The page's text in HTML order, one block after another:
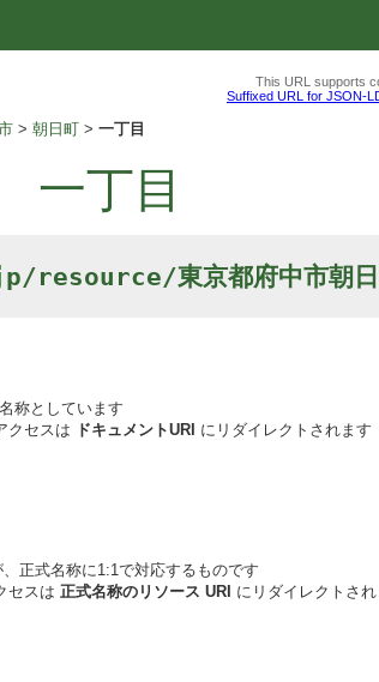
This URL supports
Suffixed URL for JSON-
朝日町 一丁目
一丁目
東京都府中市朝日
称としています
クセスは ドキュメントURI にリダイレクトされます
正式名称に1:1で対応するものです
セスは 正式名称のリソース URI にリダイレクトさ